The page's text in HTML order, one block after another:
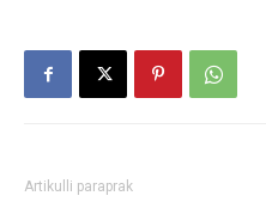
Artikulli paraprak